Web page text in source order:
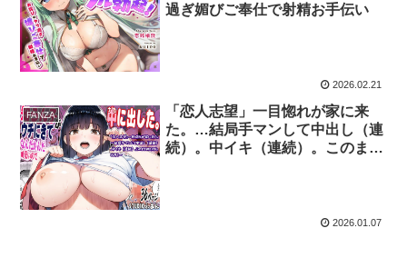
過ぎ媚びご奉仕で射精お手伝い
2026.02.21
FANZA
「恋人志望」一目惚れが家に来
た。…結局手マンして中出し（連
続）。中イキ（連続）。このまま
2026.01.07